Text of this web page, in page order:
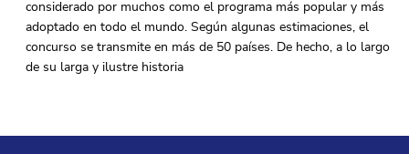
considerado por muchos como el programa más popular y más
adoptado en todo el mundo. Según algunas estimaciones, el
concurso se transmite en más de 50 países. De hecho, a lo largo
de su larga y ilustre historia